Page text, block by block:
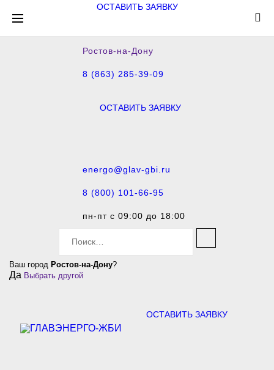
ОСТАВИТЬ ЗАЯВКУ
Ростов-на-Дону
8 (863) 285-39-09
8 (800) 101-66-95
energo@glav-gbi.ru
пн-пт с 09:00 до 18:00
ОСТАВИТЬ ЗАЯВКУ
r
c
:
Ваш город Ростов-на-Дону?
Да Выбрать другой
ОСТАВИТЬ ЗАЯВКУ